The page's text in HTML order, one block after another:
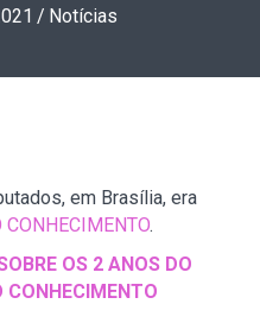
/ Notícias
em Brasília, era
CONHECIMENTO.
OS 2 ANOS DO
CONHECIMENTO